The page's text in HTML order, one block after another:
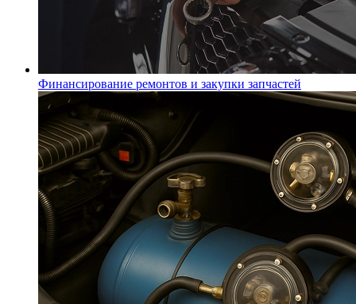
Финансирование ремонтов и закупки запчастей